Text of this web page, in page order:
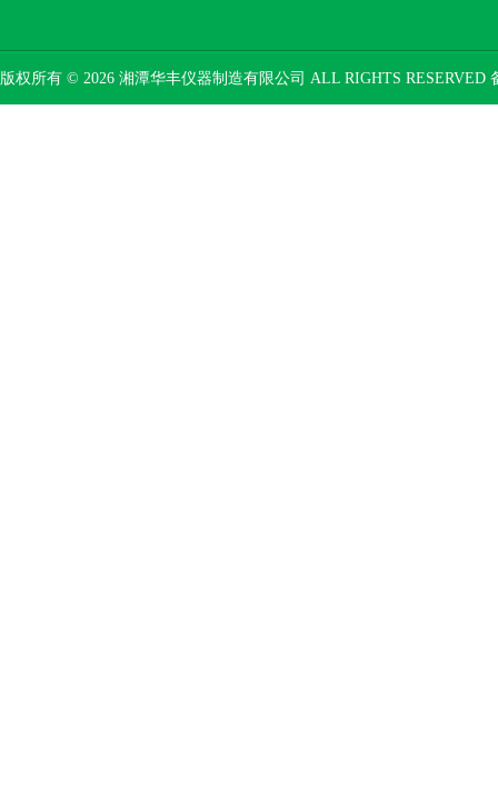
版权所有 © 2026 湘潭华丰仪器制造有限公司 ALL RIGHTS RESERVED